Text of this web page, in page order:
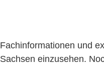
Fachinformationen und
Sachsen einzusehen.